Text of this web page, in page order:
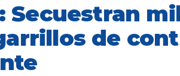
Secuestran
de